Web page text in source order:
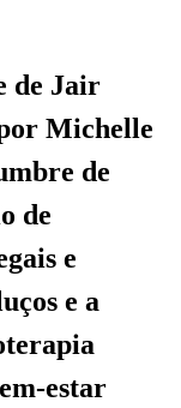
de Jair
Michelle
de
de
e
e a
estar